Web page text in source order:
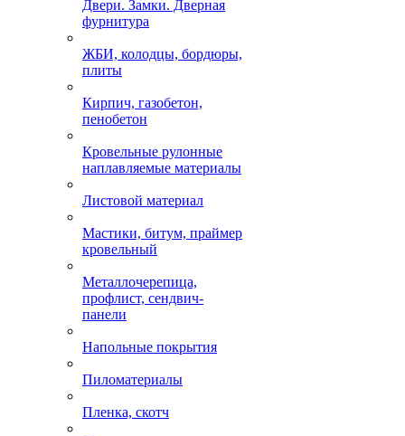
Двери. Замки. Дверная
фурнитура
ЖБИ, колодцы, бордюры,
плиты
Кирпич, газобетон,
пенобетон
Кровельные рулонные
наплавляемые материалы
Листовой материал
Мастики, битум, праймер
кровельный
Металлочерепица,
профлист, сендвич-
панели
Напольные покрытия
Пиломатериалы
Пленка, скотч